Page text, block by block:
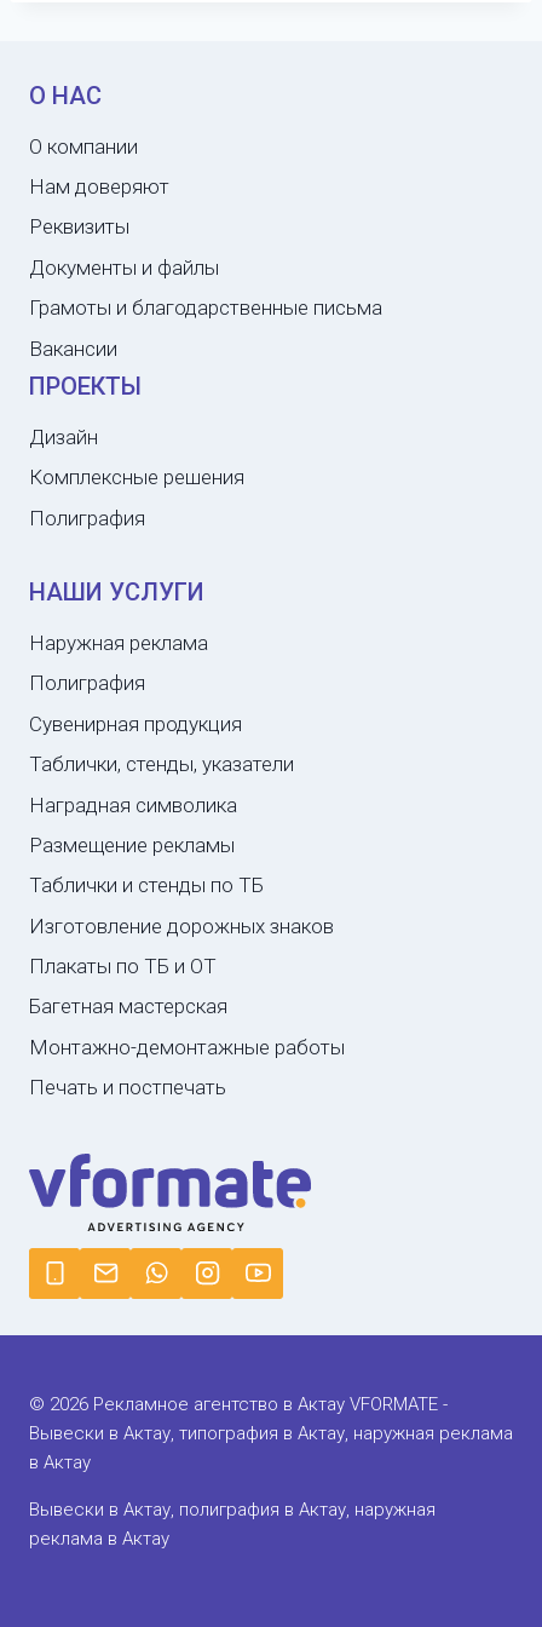
О НАС
О компании
Нам доверяют
Реквизиты
Документы и файлы
Грамоты и благодарственные письма
Вакансии
ПРОЕКТЫ
Дизайн
Комплексные решения
Полиграфия
НАШИ УСЛУГИ
Наружная реклама
Полиграфия
Сувенирная продукция
Таблички, стенды, указатели
Наградная символика
Размещение рекламы
Таблички и стенды по ТБ
Изготовление дорожных знаков
Плакаты по ТБ и ОТ
Багетная мастерская
Монтажно-демонтажные работы
Печать и постпечать
© 2026 Рекламное агентство в Актау VFORMATE -
Вывески в Актау, типография в Актау, наружная реклама
в Актау
Вывески в Актау, полиграфия в Актау, наружная
реклама в Актау